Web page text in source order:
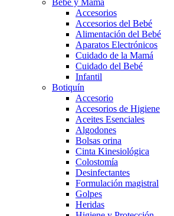
Bebé y Mamá
Accesorios
Accesorios del Bebé
Alimentación del Bebé
Aparatos Electrónicos
Cuidado de la Mamá
Cuidado del Bebé
Infantil
Botiquín
Accesorio
Accesorios de Higiene
Aceites Esenciales
Algodones
Bolsas orina
Cinta Kinesiológica
Colostomía
Desinfectantes
Formulación magistral
Golpes
Heridas